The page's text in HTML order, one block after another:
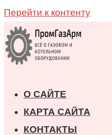
Перейти к контенту
О САЙТЕ
КАРТА САЙТА
КОНТАКТЫ